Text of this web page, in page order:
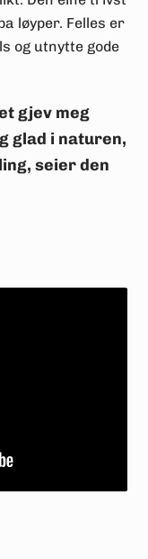
løyper. Felles er
og utnytte gode
gjev meg
glad i naturen,
seier den